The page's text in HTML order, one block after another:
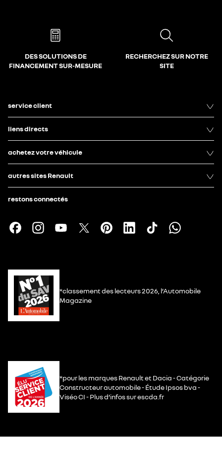
DES SOLUTIONS DE
FINANCEMENT SUR-MESURE
RECHERCHEZ SUR NOTRE
SITE
service client
liens directs
achetez votre véhicule
autres sites Renault
restons connectés
*classement des lecteurs 2026, l’Automobile
Magazine
*pour les marques Renault et Dacia - Catégorie
Constructeur automobile - Étude Ipsos bva -
Viséo CI - Plus d’infos sur escda.fr